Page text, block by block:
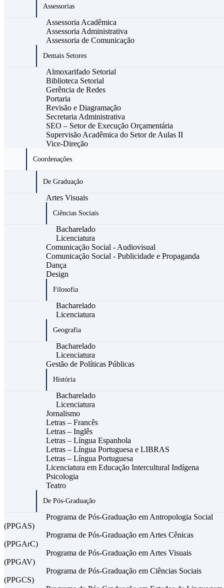
Assessorias
Assessoria Acadêmica
Assessoria Administrativa
Assessoria de Comunicação
Demais Setores
Almoxarifado Setorial
Biblioteca Setorial
Gerência de Redes
Portaria
Revisão e Diagramação
Secretaria Administrativa
SEO – Setor de Execução Orçamentária
Supervisão Acadêmica do Setor de Aulas II
Vice-Direção
Coordenações
De Graduação
Artes Visuais
Ciências Sociais
Bacharelado
Licenciatura
Comunicação Social - Audiovisual
Comunicação Social - Publicidade e Propaganda
Dança
Design
Filosofia
Bacharelado
Licenciatura
Geografia
Bacharelado
Licenciatura
Gestão de Políticas Públicas
História
Bacharelado
Licenciatura
Jornalismo
Letras – Francês
Letras – Inglês
Letras – Língua Espanhola
Letras – Língua Portuguesa e LIBRAS
Letras – Língua Portuguesa
Licenciatura em Educação Intercultural Indígena
Psicologia
Teatro
De Pós-Graduação
Programa de Pós-Graduação em Antropologia Social
(PPGAS)
Programa de Pós-Graduação em Artes Cênicas
(PPGArC)
Programa de Pós-Graduação em Artes Visuais
(PPGAV)
Programa de Pós-Graduação em Ciências Sociais
(PPGCS)